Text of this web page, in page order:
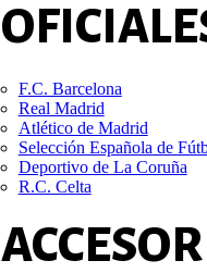
F.C. Barcelona
Real Madrid
Atlético de Madrid
Selección Española de
Deportivo de La Coruña
R.C. Celta